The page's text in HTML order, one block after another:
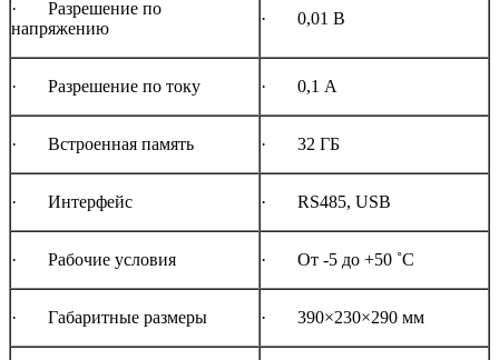
· Разрешение по
напряжению
· 0,01 В
· Разрешение по току · 0,1 А
· Встроенная память · 32 ГБ
· Интерфейс · RS485, USB
· Рабочие условия · От -5 до +50 ˚С
· Габаритные размеры · 390×230×290 мм